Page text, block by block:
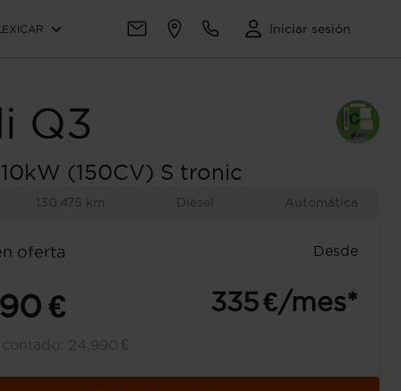
Iniciar sesión
Q3
(150CV) S tronic
130.475 km Diésel Automática
oferta
Desde
€ 335 €/mes*
24.990 €